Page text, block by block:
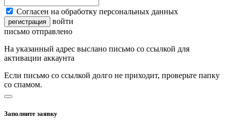
Согласен на обработку персональных данных
регистрация
войти
письмо отправлено
На указанный адрес выслано письмо со ссылкой для
активации аккаунта
Если письмо со ссылкой долго не приходит, проверьте папку
со спамом.
Заполните заявку